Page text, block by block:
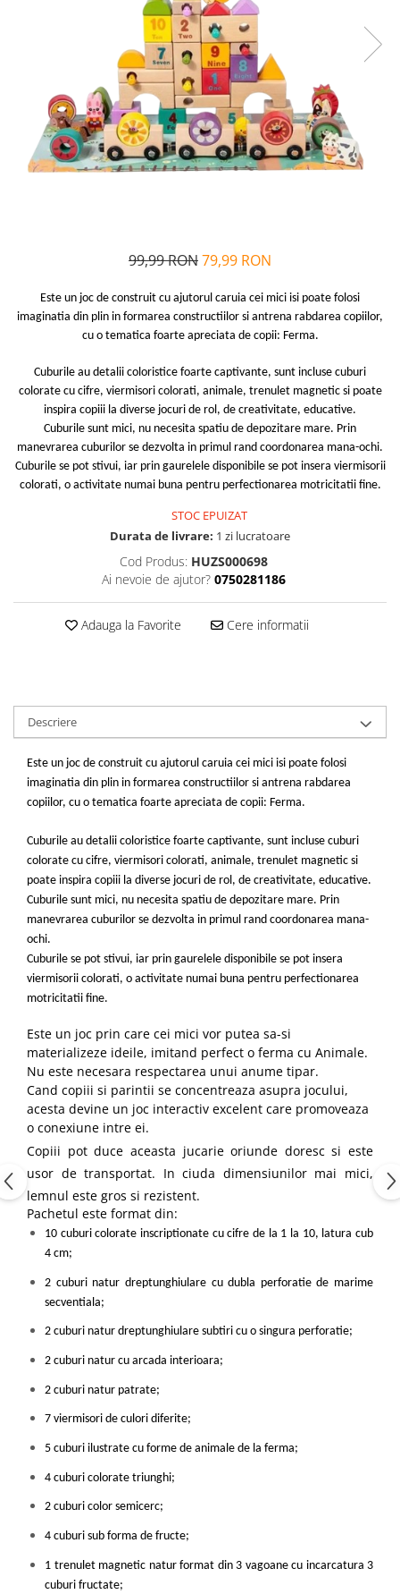
Alfabet si matematica
Jocuri de memorie si inteligenta
Seria Lectia de sanatate
Editura Galaxia Copiilor
Colectia PIXI
Pisicile Războinice
Colectia Pia Papadia
Colectia Micul Paianjen Firicel
99,99 RON79,99 RON
Este un joc de construit cu ajutorul caruia cei mici isi poate folosi
imaginatia din plin in formarea constructiilor si antrena rabdarea copiilor,
cu o tematica foarte apreciata de copii: Ferma.
Cuburile au detalii coloristice foarte captivante, sunt incluse cuburi
colorate cu cifre, viermisori colorati, animale, trenulet magnetic si poate
inspira copiii la diverse jocuri de rol, de creativitate, educative.
Cuburile sunt mici, nu necesita spatiu de depozitare mare. Prin
manevrarea cuburilor se dezvolta in primul rand coordonarea mana-ochi.
Cuburile se pot stivui, iar prin gaurelele disponibile se pot insera viermisorii
colorati, o activitate numai buna pentru perfectionarea motricitatii fine.
STOC EPUIZAT
Durata de livrare: 1 zi lucratoare
Cod Produs: HUZS000698
Ai nevoie de ajutor? 0750281186
Adauga la Favorite Cere informatii
Descriere
Este un joc de construit cu ajutorul caruia cei mici isi poate folosi
imaginatia din plin in formarea constructiilor si antrena rabdarea
copiilor, cu o tematica foarte apreciata de copii: Ferma.
Cuburile au detalii coloristice foarte captivante, sunt incluse cuburi
colorate cu cifre, viermisori colorati, animale, trenulet magnetic si
poate inspira copiii la diverse jocuri de rol, de creativitate, educative.
Cuburile sunt mici, nu necesita spatiu de depozitare mare. Prin
manevrarea cuburilor se dezvolta in primul rand coordonarea mana-
ochi.
Cuburile se pot stivui, iar prin gaurelele disponibile se pot insera
viermisorii colorati, o activitate numai buna pentru perfectionarea
motricitatii fine.
Este un joc prin care cei mici vor putea sa-si
materializeze ideile, imitand perfect o ferma cu Animale.
Nu este necesara respectarea unui anume tipar.
Cand copiii si parintii se concentreaza asupra jocului,
acesta devine un joc interactiv excelent care promoveaza
o conexiune intre ei.
Copiii pot duce aceasta jucarie oriunde doresc si este
usor de transportat. In ciuda dimensiunilor mai mici,
lemnul este gros si rezistent.
Pachetul este format din:
10 cuburi colorate inscriptionate cu cifre de la 1 la 10, latura cub
4 cm;
2 cuburi natur dreptunghiulare cu dubla perforatie de marime
secventiala;
2 cuburi natur dreptunghiulare subtiri cu o singura perforatie;
2 cuburi natur cu arcada interioara;
2 cuburi natur patrate;
7 viermisori de culori diferite;
5 cuburi ilustrate cu forme de animale de la ferma;
4 cuburi colorate triunghi;
2 cuburi color semicerc;
4 cuburi sub forma de fructe;
1 trenulet magnetic natur format din 3 vagoane cu incarcatura 3
cuburi fructate;